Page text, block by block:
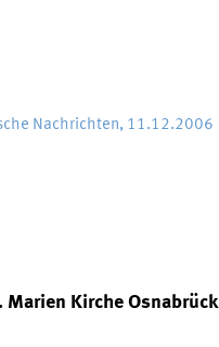
Nachrichten, 11.12.2006
Marien Kirche Osnabrück